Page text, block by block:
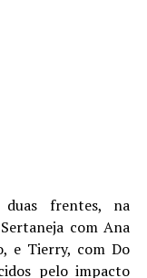
frentes, na
com Ana
e Tierry, com Do
pelo impacto